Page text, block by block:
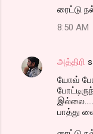
ரைட்டு
8:50 AM
அத்திரி
யோவ்
பாத்து